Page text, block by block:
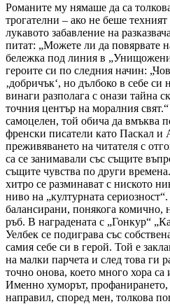
Романите му нямаше да са
трогателни – ако не беше
лукавото забавление на
питат: „Можете ли да повярвате
бележка под линия в
героите си по следния начин:
‚добричък‘, но дълбоко в себе си
винаги разполага с онази тайна
точния център на моралния
самоцелен, той обича да вмъква
френски писатели като Паскал и
преживяването на читателя с
са се занимавали със същите
същите чувства по други
хитро се разминават с ниското
ниво на „културната
балансирани, понякога комично,
ръб. В наградената с „Гонкур“
Уелбек се подиграва със
самия себе си в герой. Той е
на малки парчета и след това ги
точно онова, което много хора са
Именно хуморът, профанирането,
направил, според мен, толкова